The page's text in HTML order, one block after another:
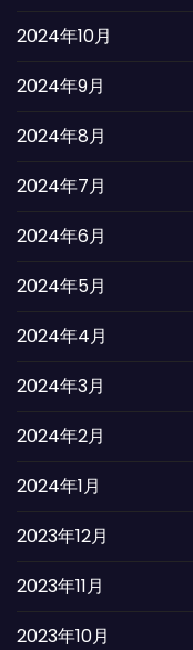
2024年10月
2024年9月
2024年8月
2024年7月
2024年6月
2024年5月
2024年4月
2024年3月
2024年2月
2024年1月
2023年12月
2023年11月
2023年10月